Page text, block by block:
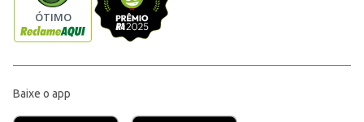
Baixe o app